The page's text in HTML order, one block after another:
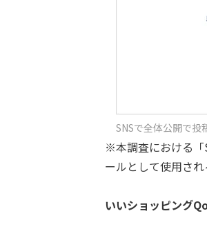
SNSで全体公開で投
※本調査における「
ールとして使用され
いいショッピング